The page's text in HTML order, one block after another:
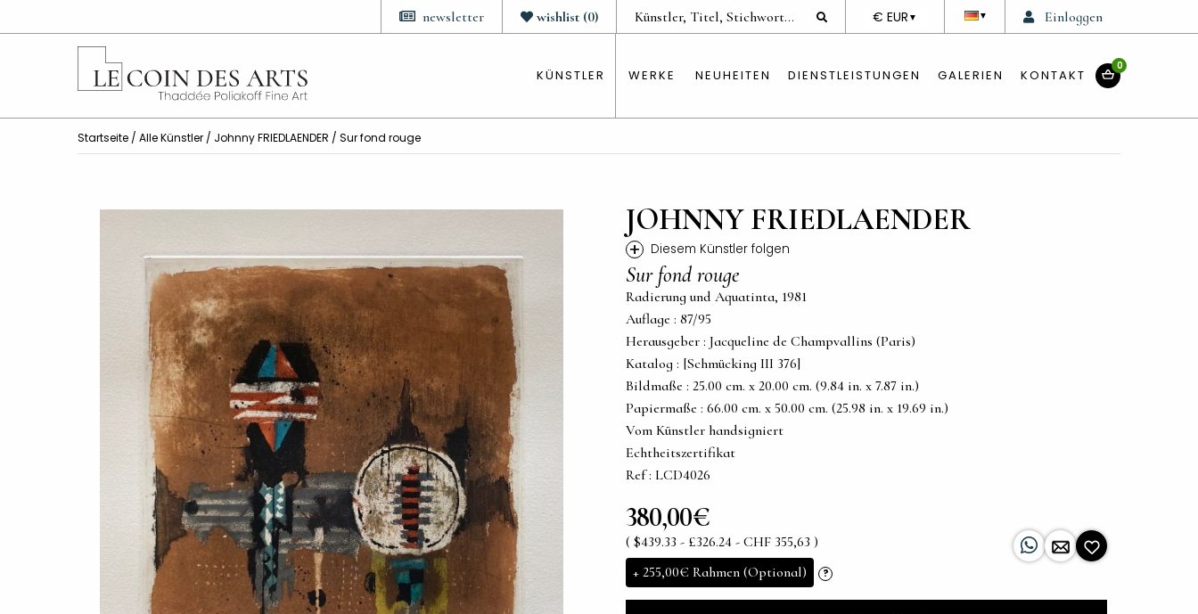
Einloggen
▼
DEVISE
€ EUR ▼
wishlist (0)
newsletter
KÜNSTLER WERKE NEUHEITEN DIENSTLEISTUNGEN GALERIEN KONTAKT
0
Startseite / Alle Künstler / Johnny FRIEDLAENDER / Sur fond rouge
JOHNNY FRIEDLAENDER
+ Diesem Künstler folgen
Sur fond rouge
Radierung und Aquatinta, 1981
Auflage : 87/95
Herausgeber : Jacqueline de Champvallins (Paris)
Katalog : [Schmücking III 376]
Bildmaße : 25.00 cm. x 20.00 cm. (9.84 in. x 7.87 in.)
Papiermaße : 66.00 cm. x 50.00 cm. (25.98 in. x 19.69 in.)
Vom Künstler handsigniert
Echtheitszertifikat
Ref : LCD4026
380,00€
( $439.33 - £326.24 - CHF 355,63 )
+ 255,00€ Rahmen (Optional) ?